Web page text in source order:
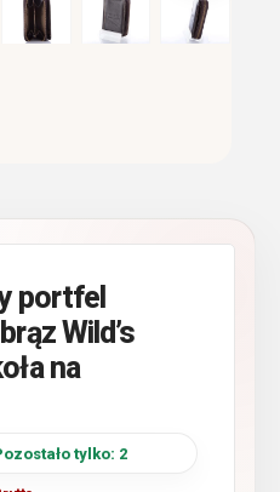
portfel
Wild’s
na
tylko: 2